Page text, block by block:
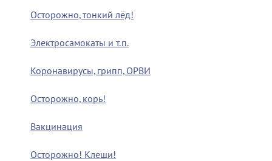
Осторожно, тонкий лёд!
Электросамокаты и т.п.
Коронавирусы, грипп, ОРВИ
Осторожно, корь!
Вакцинация
Осторожно! Клещи!